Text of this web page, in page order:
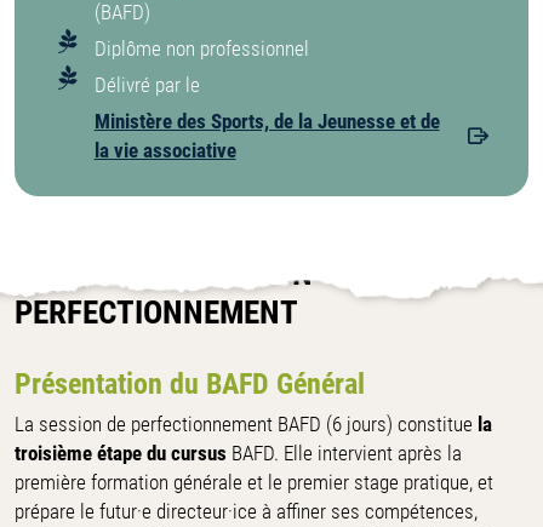
(BAFD)
Diplôme non professionnel
Délivré par le
Ministère des Sports, de la Jeunesse et de
la vie associative
LE BAFD - FORMATION
PERFECTIONNEMENT
Présentation du BAFD Général
La session de perfectionnement BAFD (6 jours) constitue la
troisième étape du cursus BAFD. Elle intervient après la
première formation générale et le premier stage pratique, et
prépare le futur·e directeur·ice à affiner ses compétences,